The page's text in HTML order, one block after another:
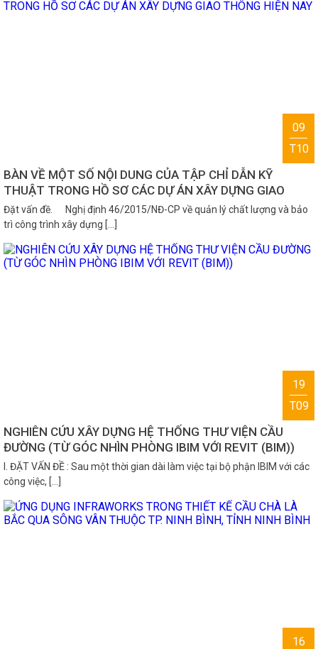
09
T10
BÀN VỀ MỘT SỐ NỘI DUNG CỦA TẬP CHỈ DẪN KỸ
THUẬT TRONG HỒ SƠ CÁC DỰ ÁN XÂY DỰNG GIAO
THÔNG HIỆN NAY
Đặt vấn đề. Nghị định 46/2015/NĐ-CP về quản lý chất lượng và bảo
trì công trình xây dựng […]
19
T09
NGHIÊN CỨU XÂY DỰNG HỆ THỐNG THƯ VIỆN CẦU
ĐƯỜNG (TỪ GÓC NHÌN PHÒNG IBIM VỚI REVIT (BIM))
I. ĐẶT VẤN ĐỀ : Sau một thời gian dài làm việc tại bộ phận IBIM với các
công việc, […]
16